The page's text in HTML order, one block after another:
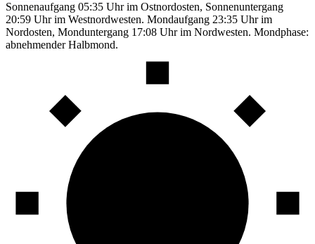
Sonnenaufgang 05:35 Uhr im Ostnordosten, Sonnenuntergang
20:59 Uhr im Westnordwesten. Mondaufgang 23:35 Uhr im
Nordosten, Monduntergang 17:08 Uhr im Nordwesten. Mondphase:
abnehmender Halbmond.